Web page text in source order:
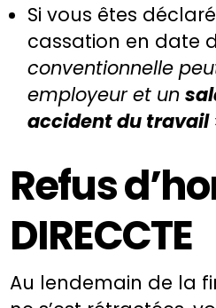
Si vous êtes
cassation en date
conventionnelle
employeur et un
accident du travail
Refus
DIRECCTE
Au lendemain de la